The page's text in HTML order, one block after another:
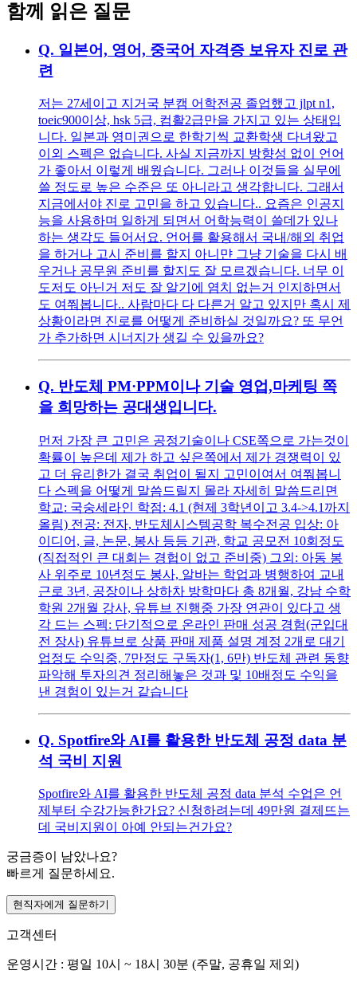
함께 읽은 질문
Q. 일본어, 영어, 중국어 자격증 보유자 진로 관
련
저는 27세이고 지거국 분캠 어학전공 졸업했고 jlpt n1,
toeic900이상, hsk 5급, 컴활2급만을 가지고 있는 상태입
니다. 일본과 영미권으로 한학기씩 교환학생 다녀왔고
이외 스펙은 없습니다. 사실 지금까지 방향성 없이 언어
가 좋아서 이렇게 배웠습니다. 그러나 이것들을 실무에
쓸 정도로 높은 수준은 또 아니라고 생각합니다. 그래서
지금에서야 진로 고민을 하고 있습니다.. 요즘은 인공지
능을 사용하며 일하게 되면서 어학능력이 쓸데가 있나
하는 생각도 들어서요. 언어를 활용해서 국내/해외 취업
을 하거나 고시 준비를 할지 아니먄 그냥 기술을 다시 배
우거나 공무원 준비를 할지도 잘 모르겠습니다. 너무 이
도저도 아닌거 저도 잘 알기에 염치 없는거 인지하면서
도 여쭤봅니다.. 사람마다 다 다른거 알고 있지만 혹시 제
상황이라면 진로를 어떻게 준비하실 것일까요? 또 무언
가 추가하면 시너지가 생길 수 있을까요?
Q. 반도체 PM·PPM이나 기술 영업,마케팅 쪽
을 희망하는 공대생입니다.
먼저 가장 큰 고민은 공정기술이나 CSE쪽으로 가는것이
확률이 높은데 제가 하고 싶은쪽에서 제가 경쟁력이 있
고 더 유리한가 결국 취업이 될지 고민이여서 여쭤봅니
다 스펙을 어떻게 말씀드릴지 몰라 자세히 말씀드리면
학교: 국숭세라인 학점: 4.1 (현제 3학년이고 3.4->4.1까지
올림) 전공: 전자, 반도체시스템공학 복수전공 입상: 아
이디어, 글, 논문, 봉사 등등 기관, 학교 공모전 10회정도
(직접적인 큰 대회는 경헙이 없고 준비중) 그외: 아동 봉
사 위주로 10년정도 봉사, 알바는 학업과 병행하여 교내
근로 3년, 공장이나 상하차 방학마다 총 8개월, 강남 수학
학원 2개월 강사, 유튜브 진행중 가장 연관이 있다고 생
각 드는 스펙: 단기적으로 온라인 판매 성공 경험(군입대
전 장사) 유튜브로 상품 판매 제품 설명 계정 2개로 대기
업정도 수익중, 7만정도 구독자(1, 6만) 반도체 관련 동향
파악해 투자의견 정리해놓은 것과 및 10배정도 수익을
낸 경험이 있는거 같습니다
Q. Spotfire와 AI를 활용한 반도체 공정 data 분
석 국비 지원
Spotfire와 AI를 활용한 반도체 공정 data 분석 수업은 언
제부터 수강가능한가요? 신청하려는데 49만원 결제뜨는
데 국비지원이 아예 안되는건가요?
궁금증이 남았나요?
빠르게 질문하세요.
현직자에게 질문하기
고객센터
운영시간 : 평일 10시 ~ 18시 30분 (주말, 공휴일 제외)